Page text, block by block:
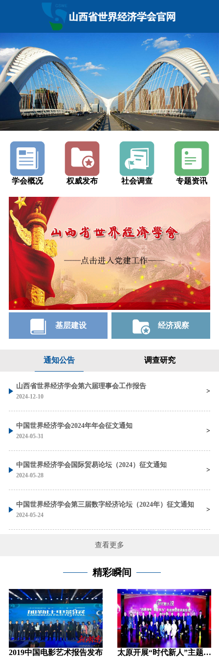
学会概况 权威发布 社会调查 专题资讯
基层建设 经济观察
通知公告 调查研究
山西省世界经济学会第六届理事会工作报告
2024-12-10
中国世界经济学会2024年年会征文通知
2024-05-31
中国世界经济学会国际贸易论坛（2024）征文通知
2024-05-28
中国世界经济学会第三届数字经济论坛（2024年）征文通知
2024-05-24
查看更多
精彩瞬间
2019中国电影艺术报告发布 太原开展“时代新人”主题活动汇聚奋斗力量